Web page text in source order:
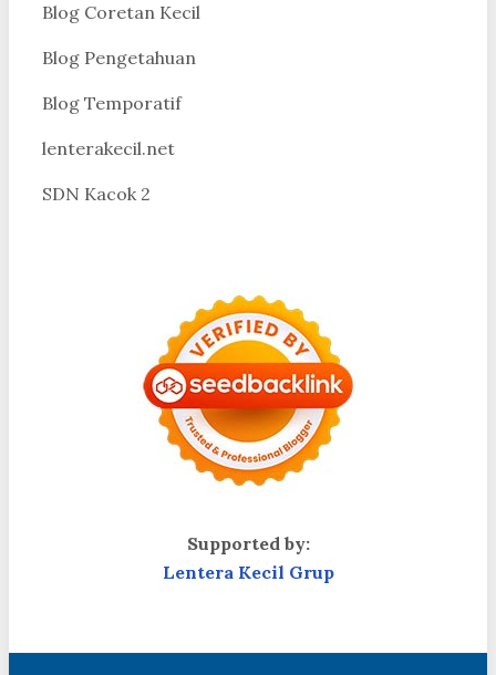
Blog Coretan Kecil
Blog Pengetahuan
Blog Temporatif
lenterakecil.net
SDN Kacok 2
Supported by:
Lentera Kecil Grup